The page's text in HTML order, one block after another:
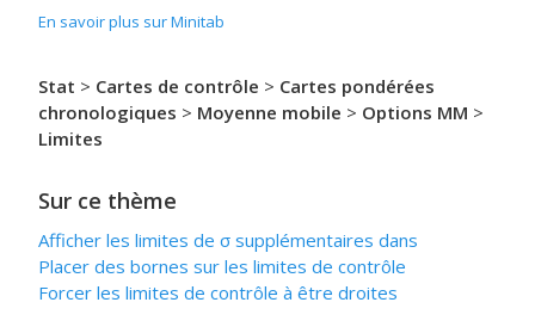
En savoir plus sur Minitab
Stat > Cartes de contrôle > Cartes pondérées
chronologiques > Moyenne mobile > Options MM >
Limites
Sur ce thème
Afficher les limites de σ supplémentaires dans
Placer des bornes sur les limites de contrôle
Forcer les limites de contrôle à être droites